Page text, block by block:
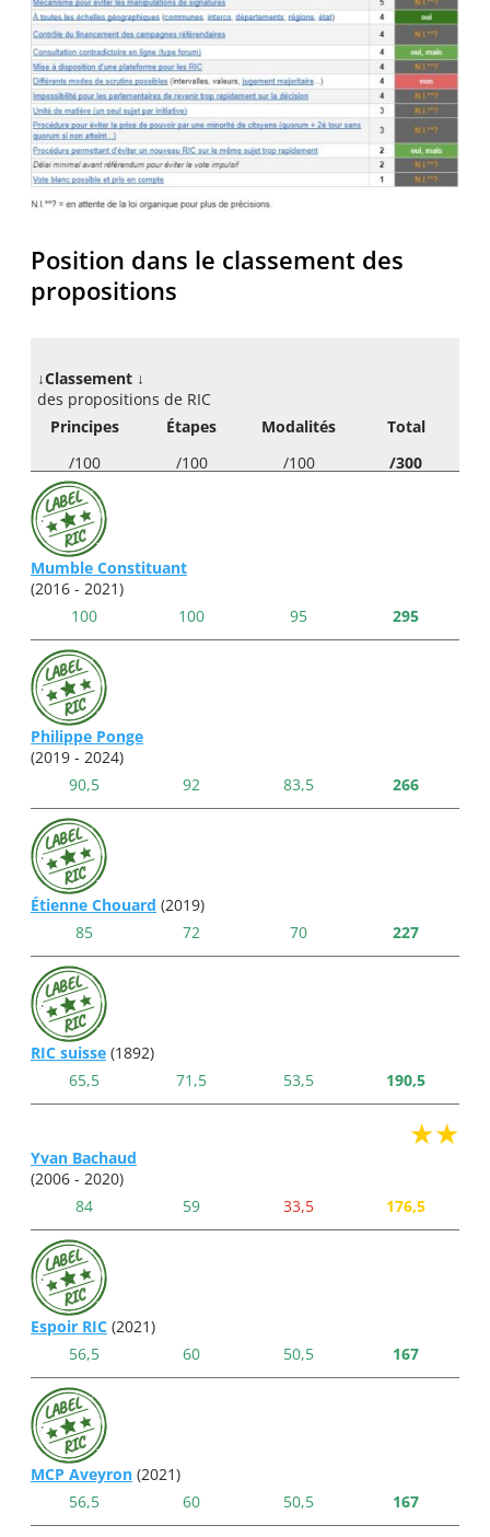
Position dans le classement des
propositions
↓Classement ↓
des propositions de RIC
Principes
/100
Étapes
/100
Modalités
/100
Total
/300
Mumble Constituant
(2016 - 2021)
100
100 95 295
Philippe Ponge
(2019 - 2024)
90,5
92 83,5 266
Étienne Chouard (2019)
85
72 70 227
RIC suisse (1892)
65,5
71,5 53,5 190,5
★★
Yvan Bachaud
(2006 - 2020)
84
59 33,5 176,5
Espoir RIC (2021)
56,5
60 50,5 167
MCP Aveyron (2021)
56,5
60 50,5 167